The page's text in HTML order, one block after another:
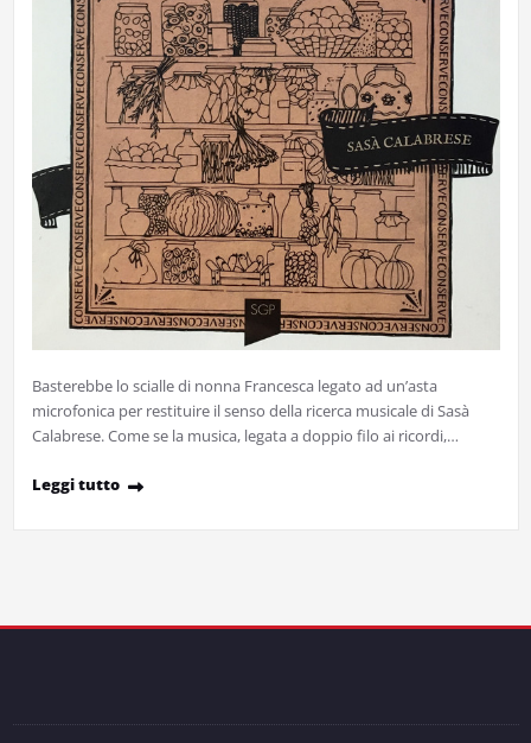
Basterebbe lo scialle di nonna Francesca legato ad un’asta
microfonica per restituire il senso della ricerca musicale di Sasà
Calabrese. Come se la musica, legata a doppio filo ai ricordi,…
Leggi tutto